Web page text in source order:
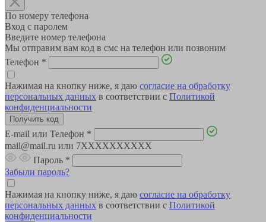
По номеру телефона
Вход с паролем
Введите номер телефона
Мы отправим вам код в смс на телефон или позвоним
Телефон *
Нажимая на кнопку ниже, я даю согласие на обработку
персональных данных в соответствии с Политикой
конфиденциальности
E-mail или Телефон *
mail@mail.ru или 7XXXXXXXXXX
Пароль *
Забыли пароль?
Нажимая на кнопку ниже, я даю согласие на обработку
персональных данных в соответствии с Политикой
конфиденциальности